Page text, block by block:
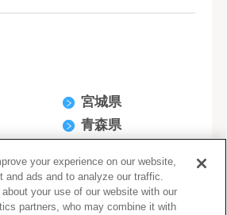
宮城県
青森県
your experience on our website,
and ads and to analyze our traffic.
your use of our website with our
partners, who may combine it with